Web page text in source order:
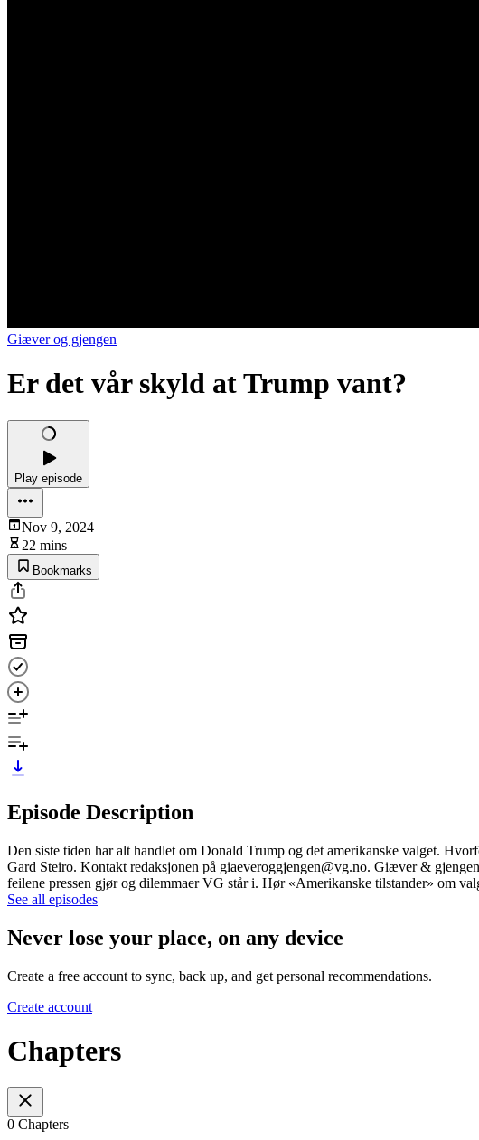
Giæver og gjengen
Er det vår skyld at Trump vant?
Play episode
Nov 9, 2024
22 mins
Bookmarks
Episode Description
Den siste tiden har alt handlet om Donald Trump og det amerikanske valget.
Gard Steiro. Kontakt redaksjonen på giaeveroggjengen@vg.no. Giæver &
feilene pressen gjør og dilemmaer VG står i. Hør «Amerikanske tilstander» om
See all episodes
Never lose your place, on any device
Create a free account to sync, back up, and get personal recommendations.
Create account
Chapters
0 Chapters